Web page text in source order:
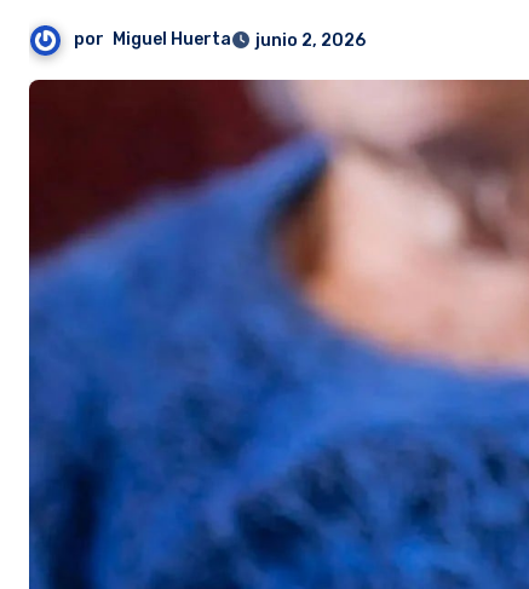
por Miguel Huerta junio 2, 2026